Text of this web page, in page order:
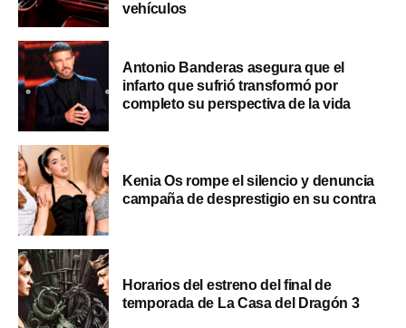
vehículos
Antonio Banderas asegura que el
infarto que sufrió transformó por
completo su perspectiva de la vida
Kenia Os rompe el silencio y denuncia
campaña de desprestigio en su contra
Horarios del estreno del final de
temporada de La Casa del Dragón 3